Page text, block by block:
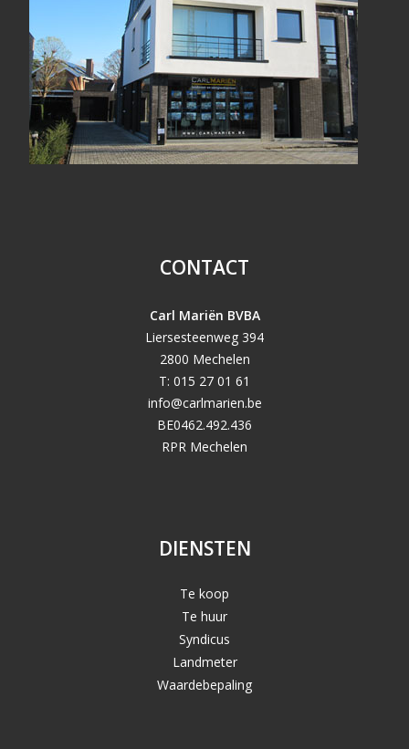
CONTACT
Carl Mariën BVBA
Liersesteenweg 394
2800 Mechelen
T: 015 27 01 61
info@carlmarien.be
BE0462.492.436
RPR Mechelen
DIENSTEN
Te koop
Te huur
Syndicus
Landmeter
Waardebepaling